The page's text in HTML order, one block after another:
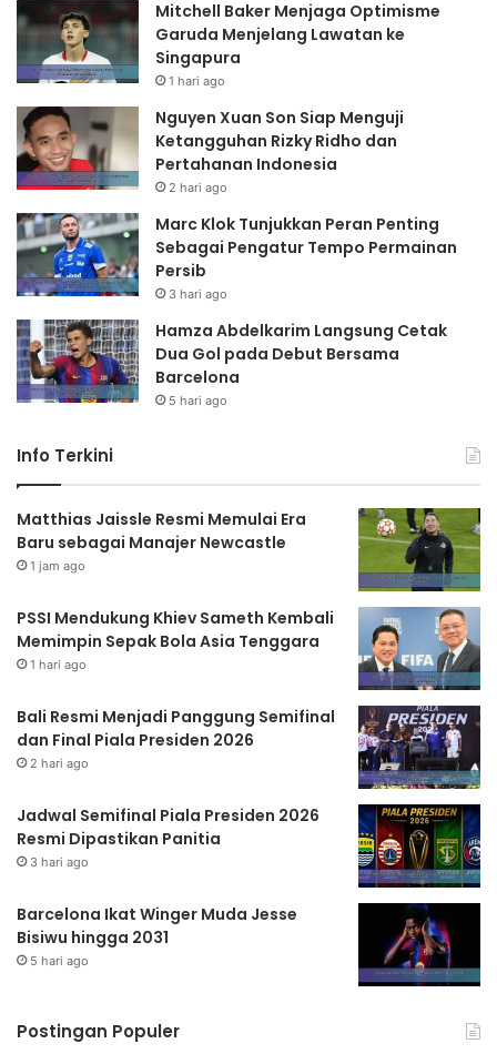
Mitchell Baker Menjaga Optimisme
Garuda Menjelang Lawatan ke
Singapura
1 hari ago
Nguyen Xuan Son Siap Menguji
Ketangguhan Rizky Ridho dan
Pertahanan Indonesia
2 hari ago
Marc Klok Tunjukkan Peran Penting
Sebagai Pengatur Tempo Permainan
Persib
3 hari ago
Hamza Abdelkarim Langsung Cetak
Dua Gol pada Debut Bersama
Barcelona
5 hari ago
Info Terkini
Matthias Jaissle Resmi Memulai Era
Baru sebagai Manajer Newcastle
1 jam ago
PSSI Mendukung Khiev Sameth Kembali
Memimpin Sepak Bola Asia Tenggara
1 hari ago
Bali Resmi Menjadi Panggung Semifinal
dan Final Piala Presiden 2026
2 hari ago
Jadwal Semifinal Piala Presiden 2026
Resmi Dipastikan Panitia
3 hari ago
Barcelona Ikat Winger Muda Jesse
Bisiwu hingga 2031
5 hari ago
Postingan Populer